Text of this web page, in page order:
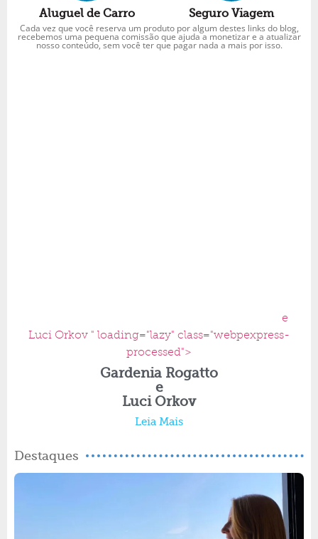
Aluguel de Carro Seguro Viagem
Cada vez que você reserva um produto por algum destes links do blog,
recebemos uma pequena comissão que ajuda a monetizar e a atualizar
nosso conteúdo, sem você ter que pagar nada a mais por isso.
e
Luci Orkov " loading="lazy" class="webpexpress-
processed">
Gardenia Rogatto
e
Luci Orkov
Leia Mais
Destaques